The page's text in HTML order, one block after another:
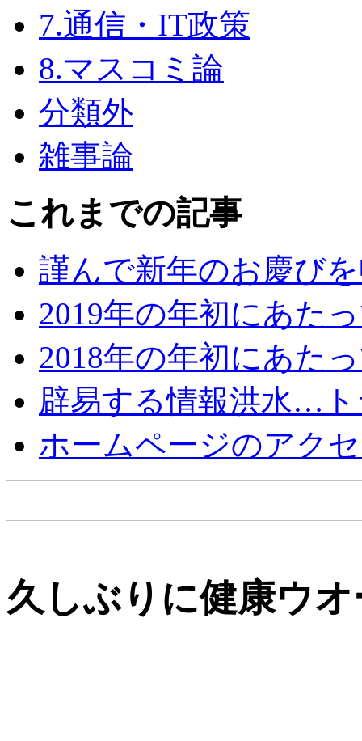
7.通信・IT政策
8.マスコミ論
分類外
雑事論
これまでの記事
謹んで新年のお慶び
2019年の年初にあた
2018年の年初にあた
辟易する情報洪水…
ホームページのアク
久しぶりに健康ウ